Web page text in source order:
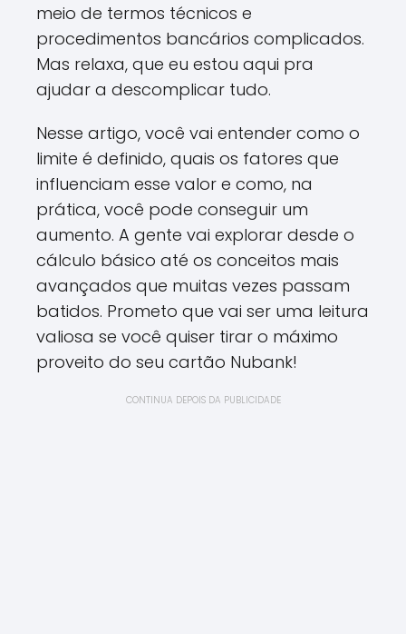
meio de termos técnicos e
procedimentos bancários complicados.
Mas relaxa, que eu estou aqui pra
ajudar a descomplicar tudo.
Nesse artigo, você vai entender como o
limite é definido, quais os fatores que
influenciam esse valor e como, na
prática, você pode conseguir um
aumento. A gente vai explorar desde o
cálculo básico até os conceitos mais
avançados que muitas vezes passam
batidos. Prometo que vai ser uma leitura
valiosa se você quiser tirar o máximo
proveito do seu cartão Nubank!
CONTINUA DEPOIS DA PUBLICIDADE